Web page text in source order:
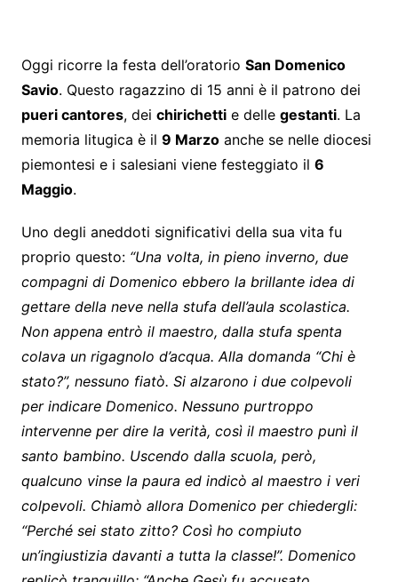
Oggi ricorre la festa dell’oratorio San Domenico
Savio. Questo ragazzino di 15 anni è il patrono dei
pueri cantores, dei chirichettie delle gestanti. La
memoria litugica è il 9 Marzoanche se nelle diocesi
piemontesi e i salesiani viene festeggiato il 6
Maggio.
Uno degli aneddoti significativi della sua vita fu
proprio questo: “Una volta, in pieno inverno, due
compagni di Domenico ebbero la brillante idea di
gettare della neve nella stufa dell’aula scolastica.
Non appena entrò il maestro, dalla stufa spenta
colava un rigagnolo d’acqua. Alla domanda “Chi è
stato?”, nessuno fiatò. Si alzarono i due colpevoli
per indicare Domenico. Nessuno purtroppo
intervenne per dire la verità, così il maestro punì il
santo bambino. Uscendo dalla scuola, però,
qualcuno vinse la paura ed indicò al maestro i veri
colpevoli. Chiamò allora Domenico per chiedergli:
“Perché sei stato zitto? Così ho compiuto
un’ingiustizia davanti a tutta la classe!”. Domenico